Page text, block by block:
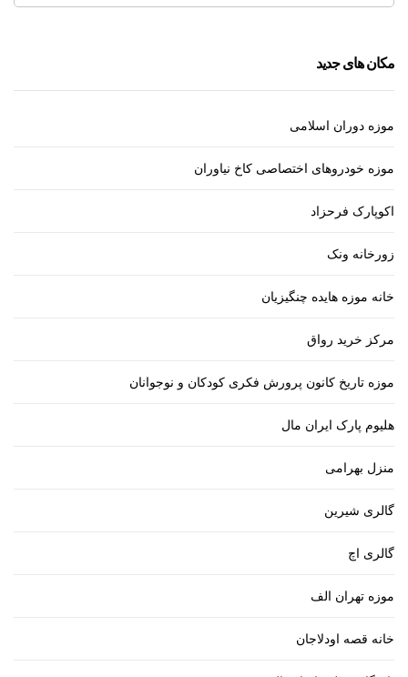
مکان های جدید
موزه دوران اسلامی
موزه خودروهای اختصاصی کاخ نیاوران
اکوپارک فرحزاد
زورخانه ونک
خانه موزه هایده چنگیزیان
مرکز خرید رواق
موزه تاریخ کانون پرورش فکری کودکان و نوجوانان
هلیوم پارک ایران مال
منزل بهرامی
گالری شیرین
گالری اچ
موزه تهران الف
خانه قصه اودلاجان